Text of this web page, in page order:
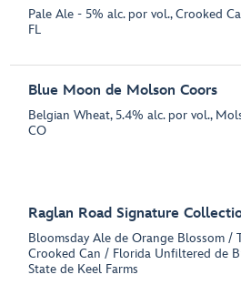
Pale Ale - 5% alc. por vol., Crooked
FL
Blue Moon de Molson Coors
Belgian Wheat, 5.4% alc. por vol.,
CO
Raglan Road Signature
Bloomsday Ale de Orange Blossom /
Crooked Can / Florida Unfiltered de
State de Keel Farms